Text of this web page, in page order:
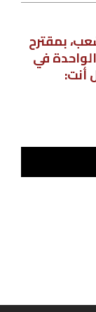
بمقترح
في
أنت: